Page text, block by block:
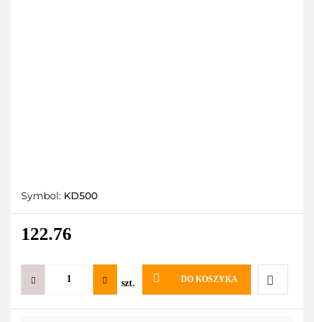
Symbol: KD500
122.76
szt. DO KOSZYKA
Do